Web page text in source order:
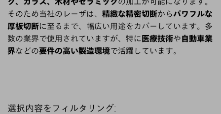
そのため当社のレーザは、 精緻な精密切断からパワフルな
厚板切断に至るまで、幅広い用途をカバーしています。多
数の業界で使用されていますが、特に 医療技術や自動車業
界などの要件の高い製造環境で活躍しています。
選択内容をフィルタリング: